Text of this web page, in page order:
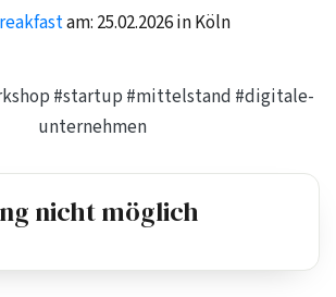
am: 25.02.2026 in Köln
#startup #mittelstand #digitale-
unternehmen
nicht möglich